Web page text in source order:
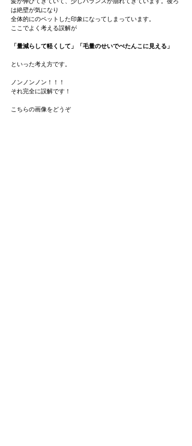
は絶壁が気になり
全体的にのペットした印象になってしまっています。
ここでよく考える誤解が
「量減らして軽くして」「毛量のせいでぺたんこに見える」
といった考え方です。
ノンノンノン！！！
それ完全に誤解です！
こちらの画像をどうぞ